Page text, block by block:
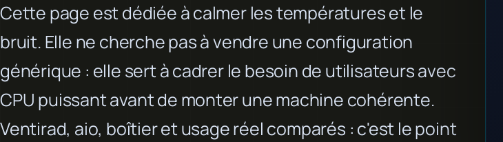
Cette page est dédiée à calmer les températures et le
bruit. Elle ne cherche pas à vendre une configuration
générique : elle sert à cadrer le besoin de utilisateurs avec
CPU puissant avant de monter une machine cohérente.
Ventirad, aio, boîtier et usage réel comparés : c'est le point